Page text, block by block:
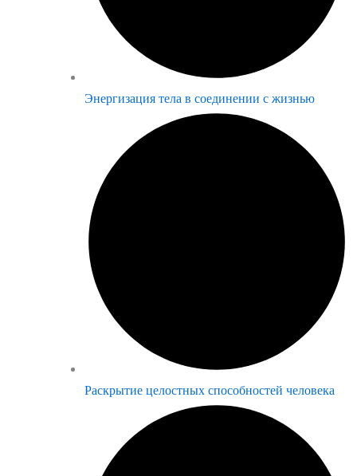
Энергизация тела в соединении с жизнью
Раскрытие целостных способностей человека